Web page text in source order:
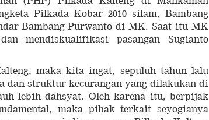
Pilkada Kobar 2010 silam, Bambang
Bambang Purwanto di MK. Saat itu MK
mendiskualifikasi pasangan Sugianto
maka kita ingat, sepuluh tahun lalu
dan struktur kecurangan yang dilakukan di
lebih dahsyat. Oleh karena itu, berpijak
maka pihak terkait seyogianya